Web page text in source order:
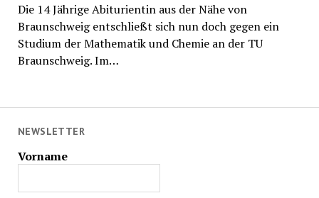
NEWSLETTER
Vorname
Die 14 Jährige Abiturientin aus der Nähe von
Braunschweig entschließt sich nun doch gegen ein
Studium der Mathematik und Chemie an der TU
Braunschweig. Im…